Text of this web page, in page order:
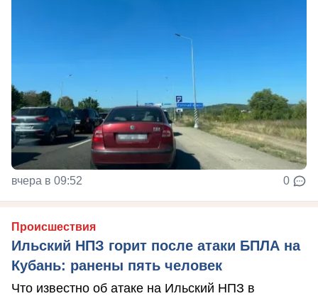
вчера в 09:52 0
Происшествия
Ильский НПЗ горит после атаки БПЛА на
Кубань: ранены пять человек
Что известно об атаке на Ильский НПЗ в